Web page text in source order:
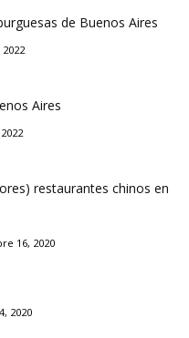
de Buenos Aires
Aires
restaurantes chinos en
16, 2020
2020